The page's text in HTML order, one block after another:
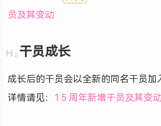
员及其变动
干员成长
成长后的干员会以全新的同名干员加
详情请见： 1.5 周年新增干员及其变动